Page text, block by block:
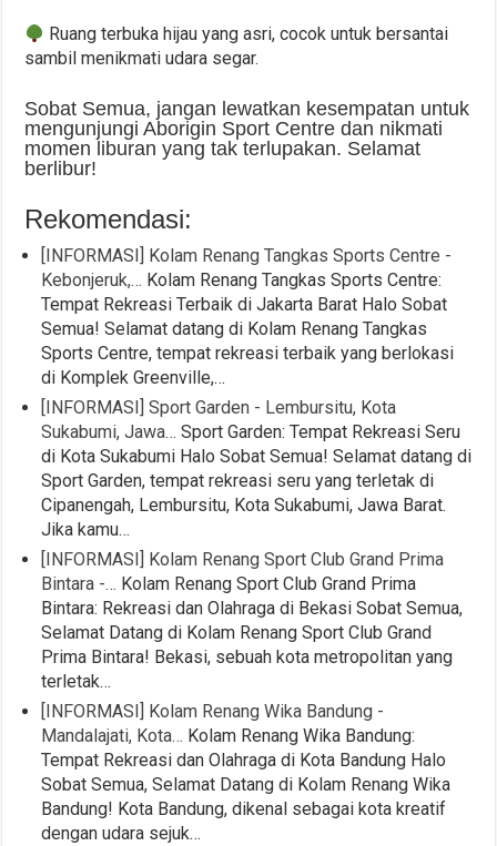
Ruang terbuka hijau yang asri, cocok untuk bersantai
sambil menikmati udara segar.
Sobat Semua, jangan lewatkan kesempatan untuk
mengunjungi Aborigin Sport Centre dan nikmati
momen liburan yang tak terlupakan. Selamat
berlibur!
Rekomendasi:
[INFORMASI] Kolam Renang Tangkas Sports Centre -
Kebonjeruk,… Kolam Renang Tangkas Sports Centre:
Tempat Rekreasi Terbaik di Jakarta Barat Halo Sobat
Semua! Selamat datang di Kolam Renang Tangkas
Sports Centre, tempat rekreasi terbaik yang berlokasi
di Komplek Greenville,…
[INFORMASI] Sport Garden - Lembursitu, Kota
Sukabumi, Jawa… Sport Garden: Tempat Rekreasi Seru
di Kota Sukabumi Halo Sobat Semua! Selamat datang di
Sport Garden, tempat rekreasi seru yang terletak di
Cipanengah, Lembursitu, Kota Sukabumi, Jawa Barat.
Jika kamu…
[INFORMASI] Kolam Renang Sport Club Grand Prima
Bintara -… Kolam Renang Sport Club Grand Prima
Bintara: Rekreasi dan Olahraga di Bekasi Sobat Semua,
Selamat Datang di Kolam Renang Sport Club Grand
Prima Bintara! Bekasi, sebuah kota metropolitan yang
terletak…
[INFORMASI] Kolam Renang Wika Bandung -
Mandalajati, Kota… Kolam Renang Wika Bandung:
Tempat Rekreasi dan Olahraga di Kota Bandung Halo
Sobat Semua, Selamat Datang di Kolam Renang Wika
Bandung! Kota Bandung, dikenal sebagai kota kreatif
dengan udara sejuk…